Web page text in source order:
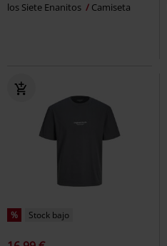
los Siete Enanitos
Camiseta
% Stock bajo